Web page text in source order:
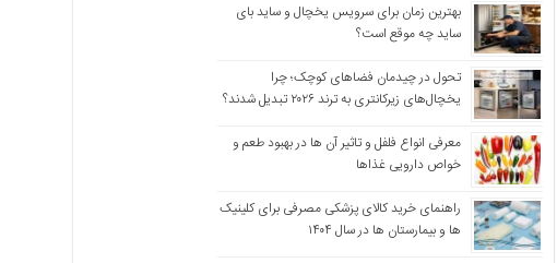
بهترین زمان برای سرویس یخچال و ساید بای
ساید چه موقع است؟
تحول در چیدمان فضاهای کوچک؛ چرا
یخچال‌های زیرکانتری به ترند ۲۰۲۶ تبدیل شدند؟
معرفی انواع فلفل و تاثیر آن ‌ها در بهبود طعم و
خواص دارویی غذاها
راهنمای خرید کالای پزشکی مصرفی برای کلینیک
ها و بیمارستان ها در سال ۱۴۰۴